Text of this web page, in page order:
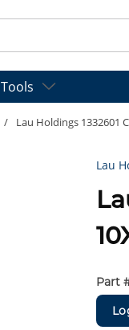
Tools
/ Lau Holdings 1332601
Lau
Part